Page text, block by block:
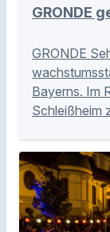
GRONDE
GRONDE
Bayerns. Im
Schleißheim